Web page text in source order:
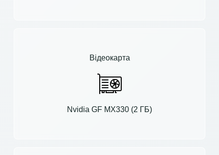
Відеокарта
Nvidia GF MX330 (2 ГБ)